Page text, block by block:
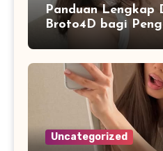
Panduan Lengkap
Broto4D bagi
Mengenal Fitur
Uncategorized